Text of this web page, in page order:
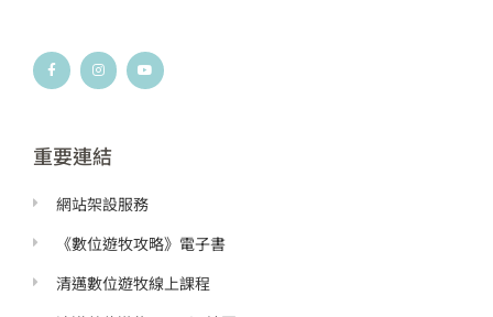
F
a
k
-
I
n
a
m
Y
o
重要連結
網站架設服務
《數位遊牧攻略》電子書
清邁數位遊牧線上課程